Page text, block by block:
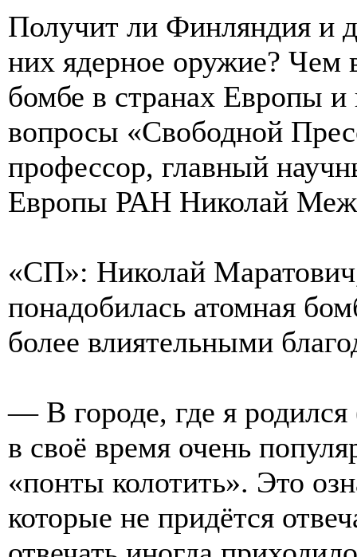
Получит ли Финляндия и
них ядерное оружие? Чем
бомбе в странах Европы и
вопросы «Свободной
профессор, главный
Европы РАН Николай
«СП»: Николай
понадобилась атомная
более влиятельными
— В городе, где я
в своё время очень
«понты колотить». Это
которые не придётся